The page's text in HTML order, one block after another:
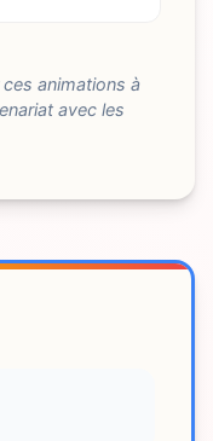
animations à
avec les